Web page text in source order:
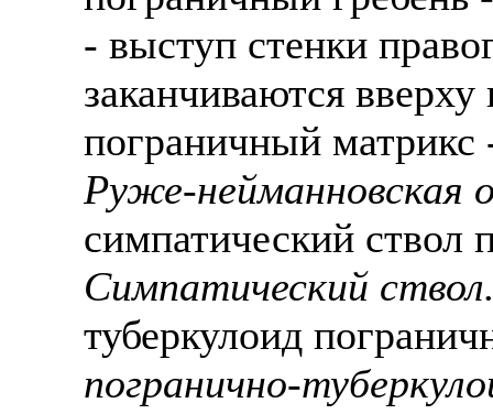
- выступ стенки
заканчиваются
пограничный
Руже-нейманновская
симпатический ствол
Симпатический
туберкулоид
погранично-